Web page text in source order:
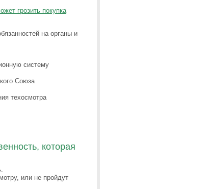
грозить покупка
на органы и
систему
Союза
техосмотра
которая
или не пройдут